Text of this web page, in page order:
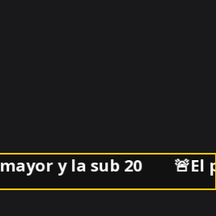
y la sub 20 🚨El